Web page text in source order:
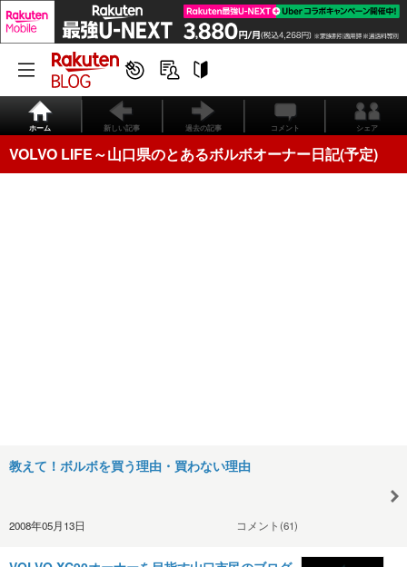
ホーム 新しい記事 過去の記事 コメント シェア
VOLVO LIFE～山口県のとあるボルボオーナー日記(予定)
教えて！ボルボを買う理由・買わない理由
2008年05月13日 コメント(61)